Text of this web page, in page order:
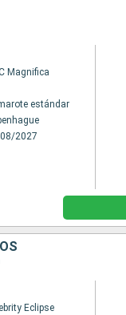
Magnifica
estándar
2027
Eclipse